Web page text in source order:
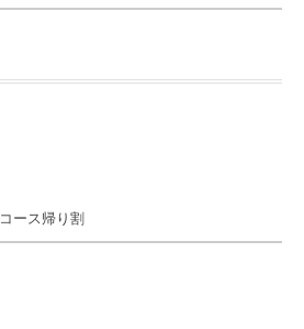
コース帰り割